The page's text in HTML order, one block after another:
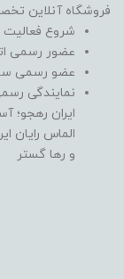
فروشگاه آنلاین
شروع فعالیت از
عضور رسمی
عضو رسمی
نمایندگی
ایران رهجو؛
الماس رایان
و رها گستر